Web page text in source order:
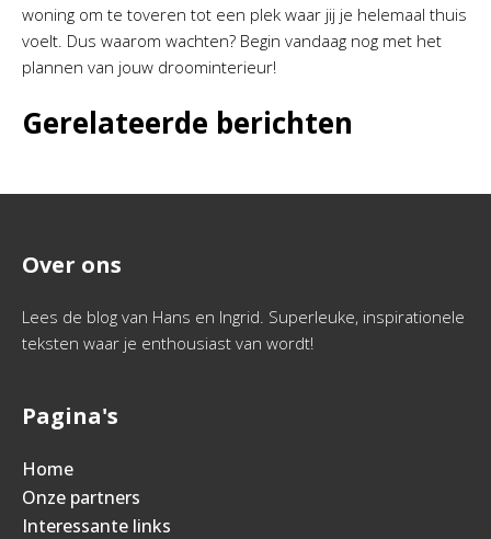
woning om te toveren tot een plek waar jij je helemaal thuis
voelt. Dus waarom wachten? Begin vandaag nog met het
plannen van jouw droominterieur!
Gerelateerde berichten
Over ons
Lees de blog van Hans en Ingrid. Superleuke, inspirationele
teksten waar je enthousiast van wordt!
Pagina's
Home
Onze partners
Interessante links